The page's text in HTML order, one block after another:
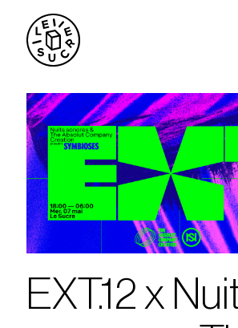
artistes
agenda
tickets
le sucre max
partenariats
EXT.12 x